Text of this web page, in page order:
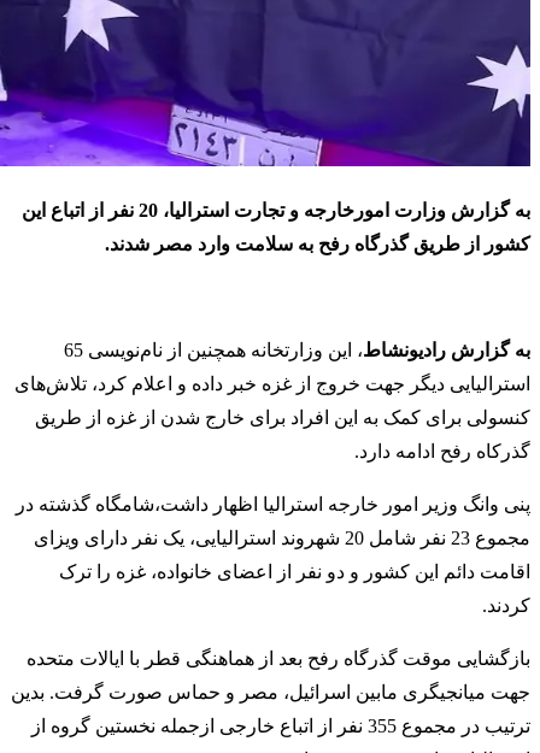
به گزارش وزارت امورخارجه و تجارت استرالیا، 20 نفر از اتباع این
کشور از طریق گذرگاه رفح به سلامت وارد مصر شدند.
به گزارش رادیونشاط
، این وزارتخانه همچنین از نام‌نویسی 65
استرالیایی دیگر جهت خروج از غزه خبر داده و اعلام کرد، تلاش‌های
کنسولی برای کمک به این افراد برای خارج شدن از غزه از طریق
گذرکاه رفح ادامه دارد.
پنی وانگ وزیر امور خارجه استرالیا اظهار داشت،شامگاه گذشته در
مجموع 23 نفر شامل 20 شهروند استرالیایی، یک نفر دارای ویزای
اقامت دائم این کشور و دو نفر از اعضای خانواده، غزه را ترک
کردند.
بازگشایی موقت گذرگاه رفح بعد از هماهنگی قطر با ایالات متحده
جهت میانجیگری مابین اسرائیل، مصر و حماس صورت گرفت. بدین
ترتیب در مجموع 355 نفر از اتباع خارجی ازجمله نخستین گروه از